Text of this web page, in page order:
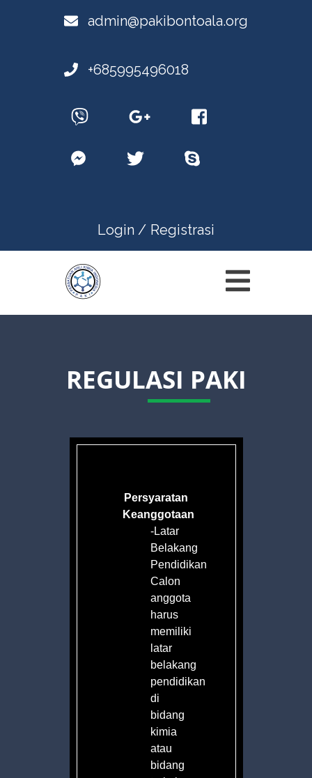
admin@pakibontoala.org
+685995496018
Login / Registrasi
REGULASI PAKI
Persyaratan
Keanggotaan
-Latar
Belakang
Pendidikan
Calon
anggota
harus
memiliki
latar
belakang
pendidikan
di
bidang
kimia
atau
bidang